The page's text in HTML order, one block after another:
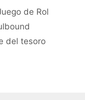
de Rol
del tesoro